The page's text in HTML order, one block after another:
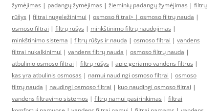
žymėjimas | padangų žymėjimas | žieminių padangų žymėjimas | filtrų
rūšys | filtrai nugeležinimui | osmoso filtrai> | osmoso filtrų nauda |
osmoso filtrai | filtrų rūšys | minkštinimo filtrų naudojimas |
minkštinimo sistema | filtrų rūšys ir nauda | osmoso filtrai | vandens
filtrai nukalkinimui | vandens filtrų nauda | osmoso filtrų nauda |
atbulinio osmoso filtrai | filtrų rūšys | apie geriamo vandens filtrus |
kas yra atbulinis osmosas | namui naudingi osmoso filtrai | osmoso
filtrų nauda | naudingi osmoso filtrai | kuo naudingi osmoso filtrai |
vandens filtravimo sistemos | filtrų namui pasirinkimas | filtrai